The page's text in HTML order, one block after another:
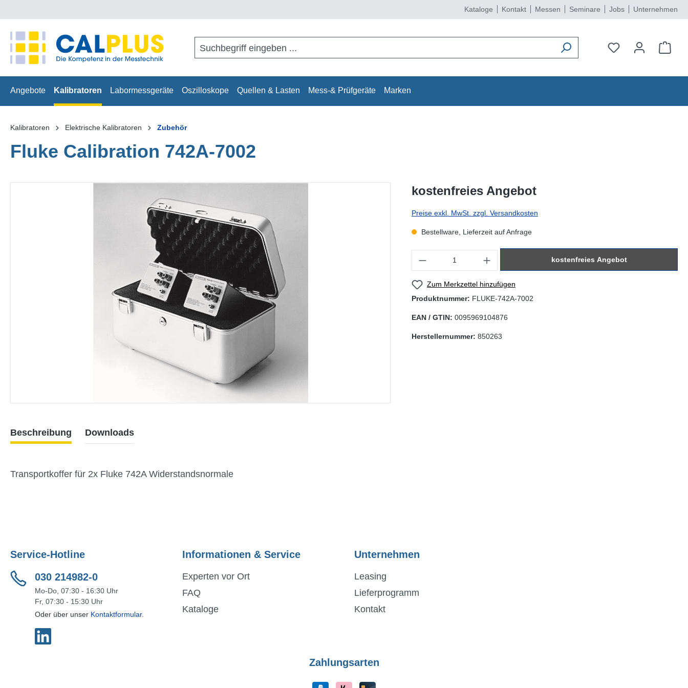
Kataloge Kontakt Messen Seminare Jobs Unternehmen
Angebote Kalibratoren Labormessgeräte Oszilloskope Quellen & Lasten Mess-& Prüfgeräte Marken
Kalibratoren Elektrische Kalibratoren Zubehör
Fluke Calibration 742A-7002
kostenfreies Angebot
Preise exkl. MwSt. zzgl. Versandkosten
Bestellware, Lieferzeit auf Anfrage
kostenfreies Angebot
Zum Merkzettel hinzufügen
Produktnummer: FLUKE-742A-7002
EAN / GTIN: 0095969104876
Herstellernummer: 850263
Beschreibung Downloads
Transportkoffer für 2x Fluke 742A Widerstandsnormale
Service-Hotline
030 214982-0
Mo-Do, 07:30 - 16:30 Uhr
Fr, 07:30 - 15:30 Uhr
Oder über unser Kontaktformular.
Informationen & Service
Experten vor Ort
FAQ
Kataloge
Unternehmen
Leasing
Lieferprogramm
Kontakt
Zahlungsarten